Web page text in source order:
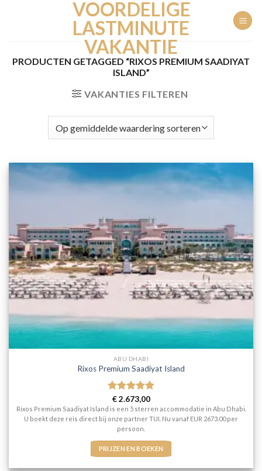
VOORDELIGE
LASTMINUTE
VAKANTIE
PRODUCTEN GETAGGED “RIXOS PREMIUM SAADIYAT
ISLAND”
VAKANTIES FILTEREN
ABU DHABI
Rixos Premium Saadiyat Island
Gewaardeerd
5uit 5
€2.673,00
Rixos Premium Saadiyat Island is een 5 sterren accommodatie in Abu Dhabi.
U boekt deze reis direct bij onze partner TUI. Nu vanaf EUR 2673.00 per
persoon.
PRIJZEN EN BOEKEN